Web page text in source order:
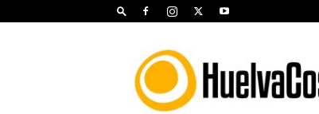
Huelva
Costa